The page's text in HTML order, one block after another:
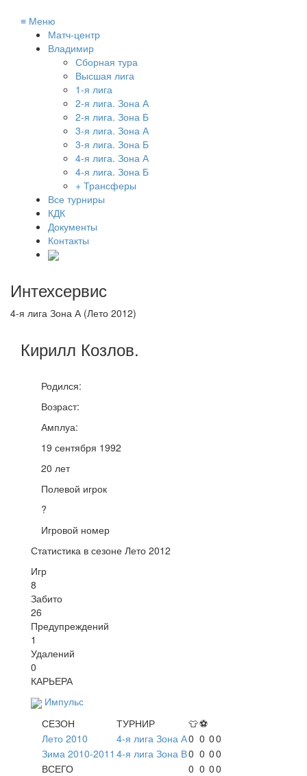
≡ Меню
Матч-центр
Владимир
Сборная тура
Высшая лига
1-я лига
2-я лига. Зона А
2-я лига. Зона Б
3-я лига. Зона А
3-я лига. Зона Б
4-я лига. Зона А
4-я лига. Зона Б
+ Трансферы
Все турниры
КДК
Документы
Контакты
Интехсервис
4-я лига Зона А (Лето 2012)
Кирилл Козлов.
Родился:
Возраст:
Амплуа:
19 сентября 1992
20 лет
Полевой игрок
?
Игровой номер
Статистика в сезоне Лето 2012
Игр
8
Забито
26
Предупреждений
1
Удалений
0
КАРЬЕРА
Импульс
СЕЗОН
ТУРНИР 👕⚽
Лето 2010
4-я лига Зона А0 0 00
Зима 2010-2011 4-я лига Зона В0 0 00
ВСЕГО
0 0 00